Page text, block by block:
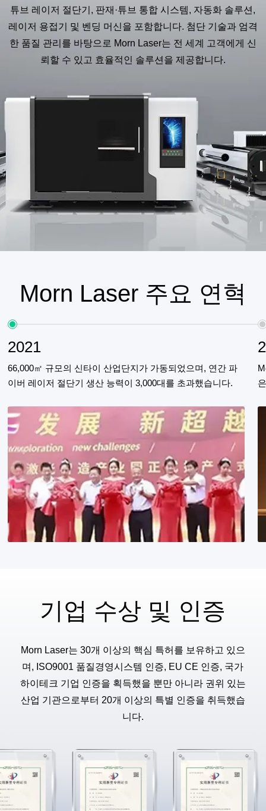
튜브 레이저 절단기, 판재·튜브 통합 시스템, 자동화 솔루션,
레이저 용접기 및 벤딩 머신을 포함합니다. 첨단 기술과 엄격
한 품질 관리를 바탕으로 Morn Laser는 전 세계 고객에게 신
뢰할 수 있고 효율적인 솔루션을 제공합니다.
Morn Laser 주요 연혁
2021
66,000㎡ 규모의 신타이 산업단지가 가동되었으며, 연간 파
이버 레이저 절단기 생산 능력이 3,000대를 초과했습니다.
기업 수상 및 인증
Morn Laser는 30개 이상의 핵심 특허를 보유하고 있으
며, ISO9001 품질경영시스템 인증, EU CE 인증, 국가
하이테크 기업 인증을 획득했을 뿐만 아니라 권위 있는
산업 기관으로부터 20개 이상의 특별 인증을 취득했습
니다.